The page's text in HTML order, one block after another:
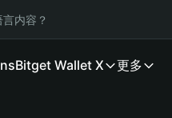
内容？
Bitget Wallet X 更多